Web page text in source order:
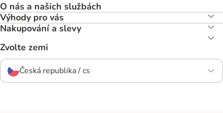
O nás a našich službách
Výhody pro vás
Nakupování a slevy
Zvolte zemi
Česká republika / cs